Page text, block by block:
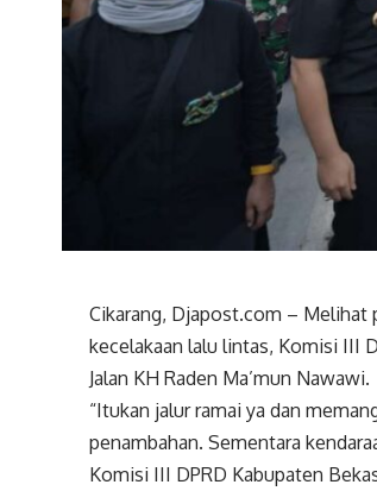
Cikarang, Djapost.com – Melihat
kecelakaan lalu lintas, Komisi III
Jalan KH Raden Ma’mun Nawawi.
“Itukan jalur ramai ya dan
penambahan. Sementara
Komisi III DPRD Kabupaten